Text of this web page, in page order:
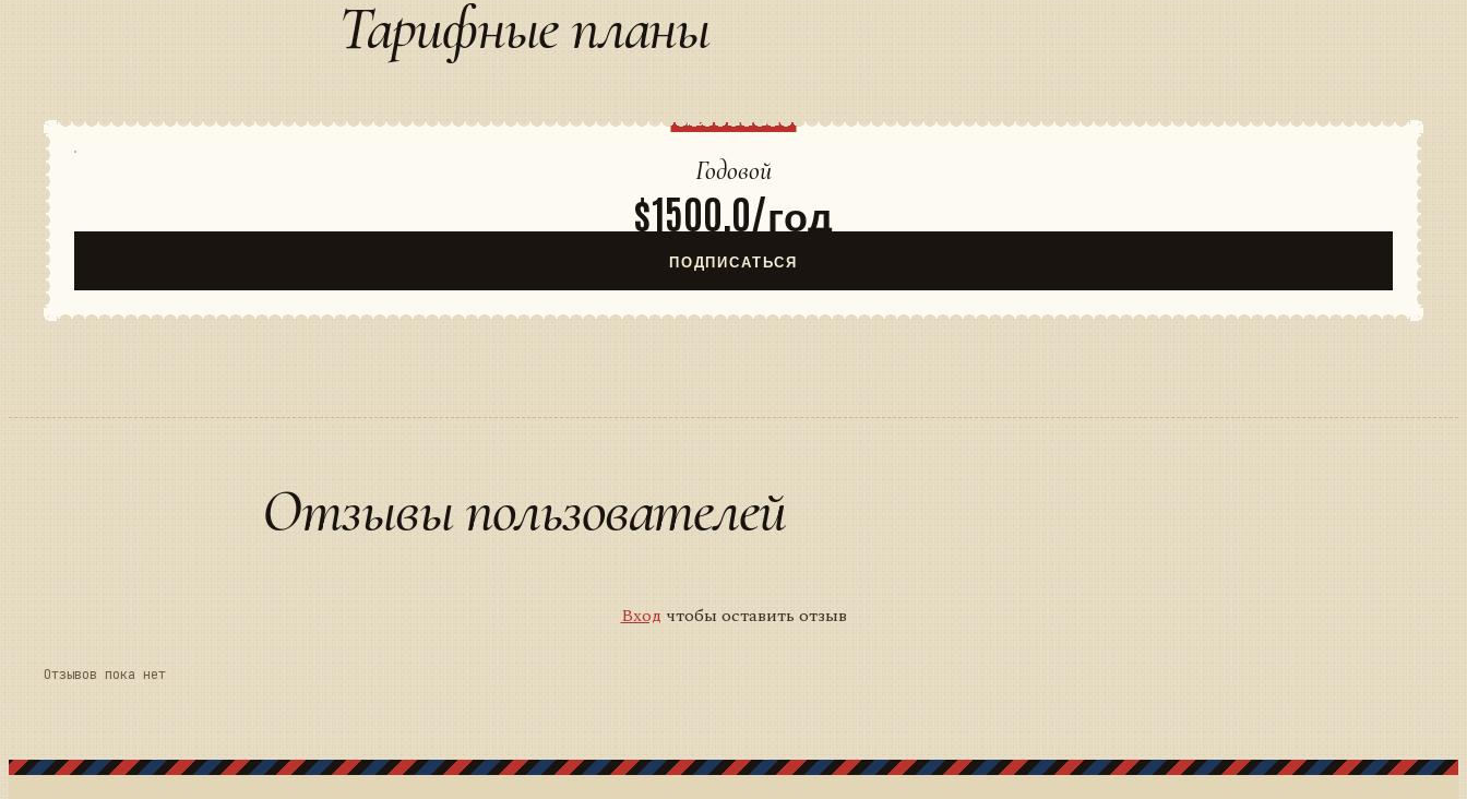
Тарифные планы
ПОПУЛЯРНЫЙ
Годовой
$1500,0/год
ПОДПИСАТЬСЯ
Отзывы пользователей
Вход чтобы оставить отзыв
Отзывов пока нет